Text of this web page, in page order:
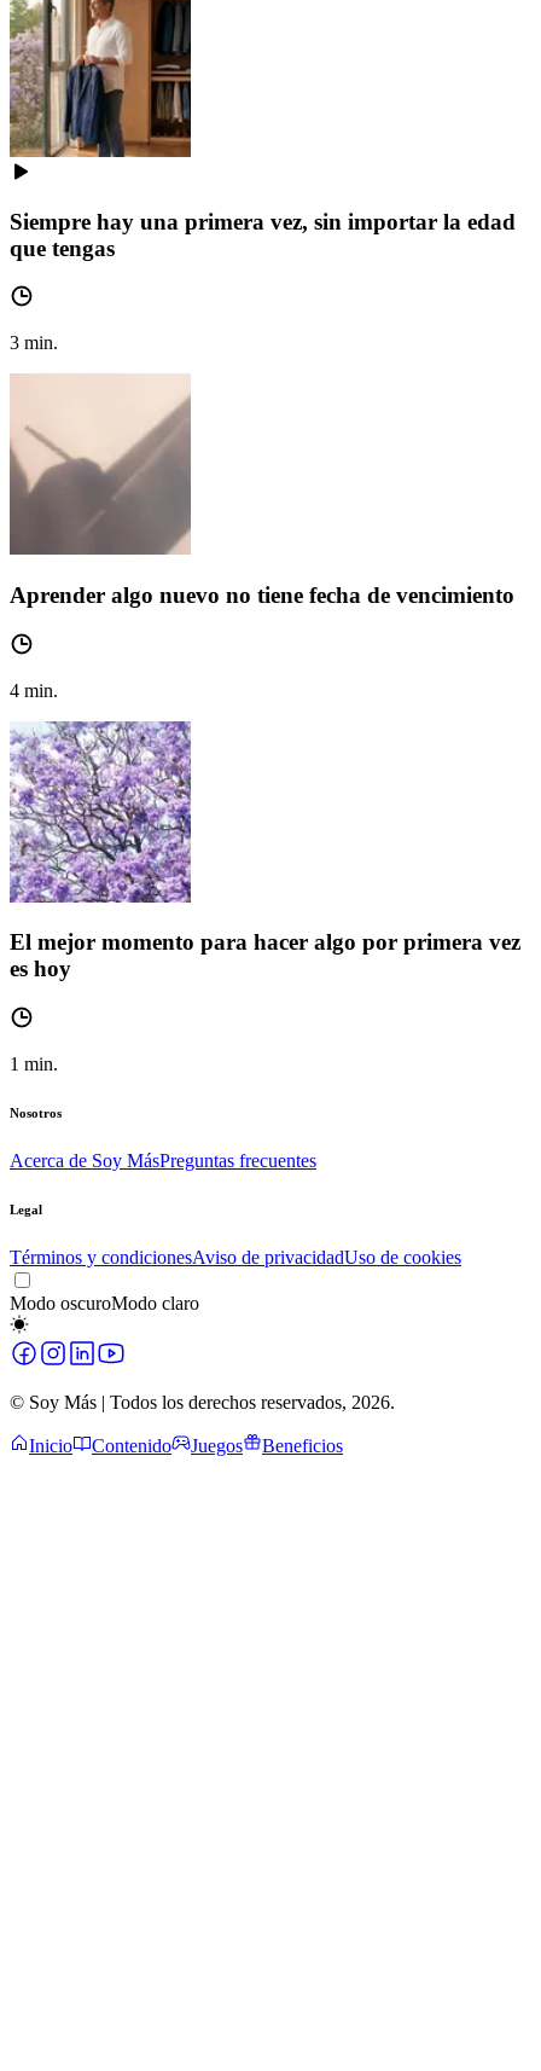
Siempre hay una primera vez, sin importar la edad
que tengas
3 min.
Aprender algo nuevo no tiene fecha de vencimiento
4 min.
El mejor momento para hacer algo por primera vez
es hoy
1 min.
Nosotros
Acerca de Soy MásPreguntas frecuentes
Legal
Términos y condicionesAviso de privacidadUso de cookies
Modo oscuroModo claro
© Soy Más | Todos los derechos reservados, 2026.
Inicio Contenido Juegos Beneficios